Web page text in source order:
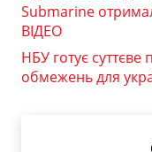
Submarine
ВІДЕО
НБУ готує
обмежень для